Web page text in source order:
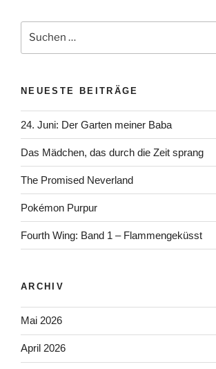
nach:
NEUESTE BEITRÄGE
24. Juni: Der Garten meiner Baba
Das Mädchen, das durch die Zeit sprang
The Promised Neverland
Pokémon Purpur
Fourth Wing: Band 1 – Flammengeküsst
ARCHIV
Mai 2026
April 2026